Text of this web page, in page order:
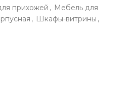
прихожей , Мебель для
, Шкафы-витрины ,